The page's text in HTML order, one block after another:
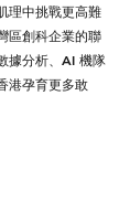
理中挑戰更高難
區創科企業的聯
據分析、AI 機隊
港孕育更多敢